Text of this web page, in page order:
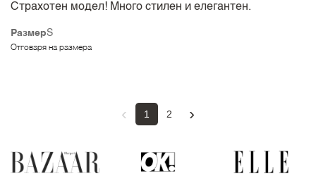
РазмерS
Отговаря на размера
Страхотен модел! Много стилен и елегантен.
‹ 1 2 ›